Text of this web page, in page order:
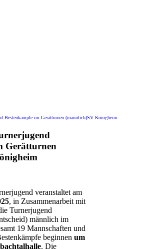
Bestenkämpfe im Gerätturnen (männlich)SV Königheim
Gerätturnen
veranstaltet am
, in Zusammenarbeit mit
Turnerjugend
männlich im
19 Mannschaften und
beginnen um
. Die